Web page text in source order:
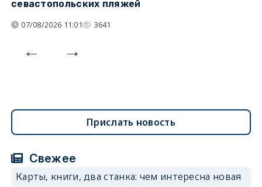
севастопольских пляжей
07/08/2026 11:01 3641
Прислать новость
Свежее
Карты, книги, два станка: чем интересна новая